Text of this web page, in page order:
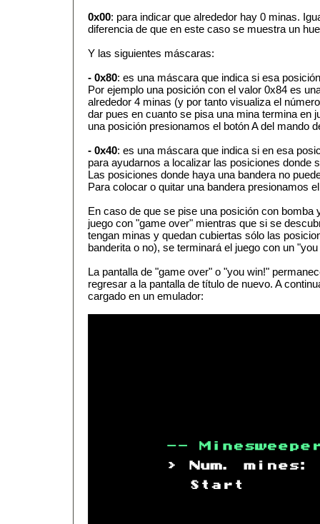
0x00: para indicar que alrededor hay 0 minas.
diferencia de que en este caso se muestra un
Y las siguientes máscaras:
- 0x80: es una máscara que indica si esa
Por ejemplo una posición con el valor 0x84 es
alrededor 4 minas (y por tanto visualiza el
dar pues en cuanto se pisa una mina termina en
una posición presionamos el botón A del mando
- 0x40: es una máscara que indica si en esa
para ayudarnos a localizar las posiciones donde
Las posiciones donde haya una bandera no
Para colocar o quitar una bandera presionamos
En caso de que se pise una posición con bomba
juego con "game over" mientras que si se
tengan minas y quedan cubiertas sólo las
banderita o no), se terminará el juego con un
La pantalla de "game over" o "you win!"
regresar a la pantalla de título de nuevo. A
cargado en un emulador: